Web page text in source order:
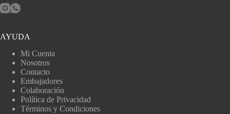
AYUDA
Mi Cuenta
Nosotros
Contacto
Embajadores
Colaboración
Política de Privacidad
Términos y Condiciones